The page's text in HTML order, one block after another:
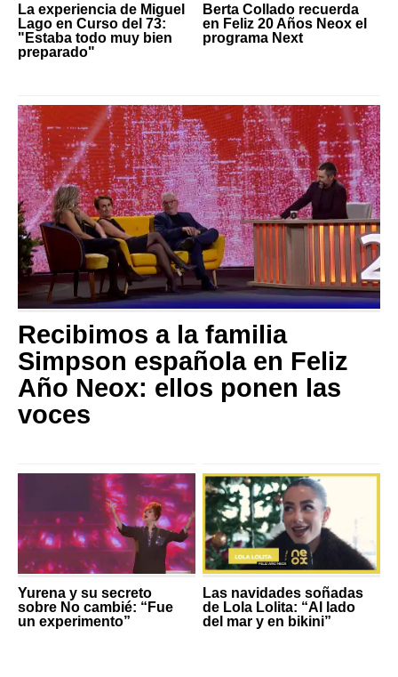
La experiencia de Miguel
Lago en Curso del 73:
"Estaba todo muy bien
preparado"
Berta Collado recuerda
en Feliz 20 Años Neox el
programa Next
Recibimos a la familia
Simpson española en Feliz
Año Neox: ellos ponen las
voces
Yurena y su secreto
sobre No cambié: “Fue
un experimento”
Las navidades soñadas
de Lola Lolita: “Al lado
del mar y en bikini”